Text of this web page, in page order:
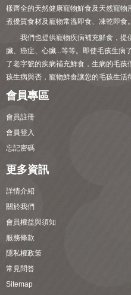
樣齊全的天然健康寵物鮮食及天然寵
煮優質食材及寵物常溫即食、凍乾即食。
我們也提供寵物疾病補充鮮食，提
臟、癌症、心臟...等等。即使毛孩生病
了老字號的疾病補充鮮食，生病的毛
孩生病與否，寵物鮮食讓您的毛孩生活
會員專區
會員註冊
會員登入
忘記密碼
更多資訊
詳情介紹
關於我們
會員權益與須知
服務條款
隱私權政策
常見問答
Sitemap